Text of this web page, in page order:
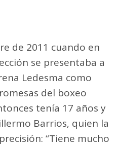
de 2011 cuando en
se presentaba a
Ledesma como
del boxeo
tenía 17 años y
Barrios, quien la
“Tiene mucho